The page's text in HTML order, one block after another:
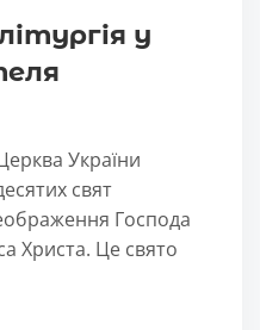
у
України
свят
Господа
Христа. Це свято